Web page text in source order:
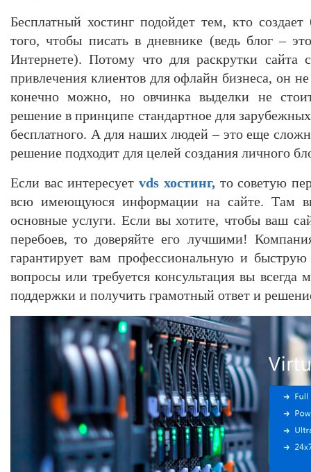
Бесплатный хостинг подойдет тем, кто
того, чтобы писать в дневнике (ведь блог –
Интернете). Потому что для раскрутки сайта
привлечения клиентов для офлайн бизнеса, он не
конечно можно, но овчинка выделки не
решение в принципе стандартное для
бесплатного. А для наших людей – это еще
решение подходит для целей создания личного
Если вас интересуетvds хостинг,то советую
всю имеющуюся информации на сайте. Там
основные услуги. Если вы хотите, чтобы ваш
перебоев, то доверяйте его лучшими!
гарантирует вам профессиональную и
вопросы или требуется консультация вы всегда
поддержки и получить грамотный ответ и